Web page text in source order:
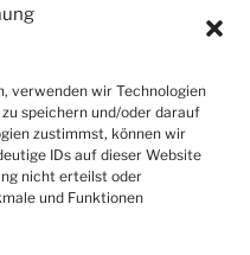
verwenden wir Technologien
speichern und/oder darauf
zustimmst, können wir
IDs auf dieser Website
nicht erteilst oder
und Funktionen